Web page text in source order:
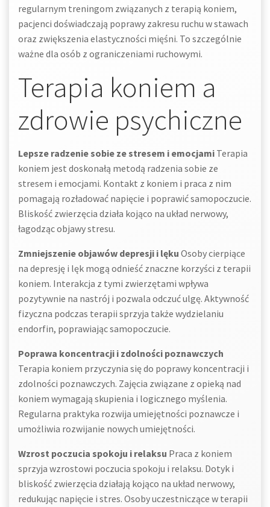
regularnym treningom związanych z terapią koniem,
pacjenci doświadczają poprawy zakresu ruchu w stawach
oraz zwiększenia elastyczności mięśni. To szczególnie
ważne dla osób z ograniczeniami ruchowymi.
Terapia koniem a
zdrowie psychiczne
Lepsze radzenie sobie ze stresem i emocjami Terapia
koniem jest doskonałą metodą radzenia sobie ze
stresem i emocjami. Kontakt z koniem i praca z nim
pomagają rozładować napięcie i poprawić samopoczucie.
Bliskość zwierzęcia działa kojąco na układ nerwowy,
łagodząc objawy stresu.
Zmniejszenie objawów depresji i lęku Osoby cierpiące
na depresję i lęk mogą odnieść znaczne korzyści z terapii
koniem. Interakcja z tymi zwierzętami wpływa
pozytywnie na nastrój i pozwala odczuć ulgę. Aktywność
fizyczna podczas terapii sprzyja także wydzielaniu
endorfin, poprawiając samopoczucie.
Poprawa koncentracji i zdolności poznawczych
Terapia koniem przyczynia się do poprawy koncentracji i
zdolności poznawczych. Zajęcia związane z opieką nad
koniem wymagają skupienia i logicznego myślenia.
Regularna praktyka rozwija umiejętności poznawcze i
umożliwia rozwijanie nowych umiejętności.
Wzrost poczucia spokoju i relaksu Praca z koniem
sprzyja wzrostowi poczucia spokoju i relaksu. Dotyk i
bliskość zwierzęcia działają kojąco na układ nerwowy,
redukując napięcie i stres. Osoby uczestniczące w terapii